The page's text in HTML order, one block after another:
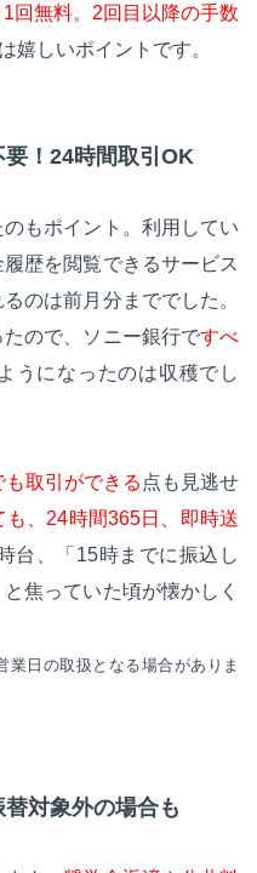
回無料。 2回目以降の手数
嬉しいポイントです。
！24時間取引OK
のもポイント。利用してい
歴を閲覧できるサービス
のは前月分まででした。
ので、ソニー銀行ですべ
ようになったのは収穫でし
取引ができる 点も見逃せ
、24時間365日、即時送
台、「15時までに振込し
焦っていた頃が懐かしく
日の取扱となる場合がありま
対象外の場合も